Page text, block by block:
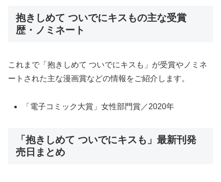
抱きしめて ついでにキスもの主な受賞
歴・ノミネート
これまで「抱きしめて ついでにキスも」が受賞やノミネ
ートされた主な漫画賞などの情報をご紹介します。
「電子コミック大賞」女性部門賞／2020年
「抱きしめて ついでにキスも」最新刊発
売日まとめ